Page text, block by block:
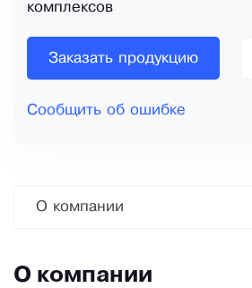
комплексов
Заказать продукцию
Сообщить об ошибке
О компании
О компании